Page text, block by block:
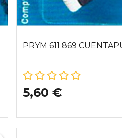
PRYM 611 869
5,60 €